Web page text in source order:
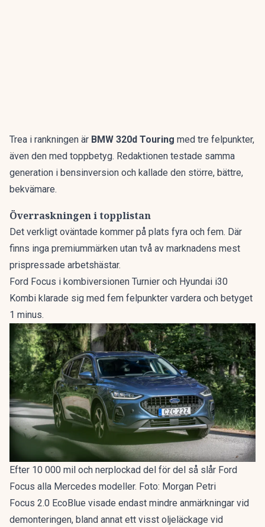
Trea i rankningen är BMW 320d Touring med tre felpunkter,
även den med toppbetyg. Redaktionen testade samma
generation i bensinversion och kallade den större, bättre,
bekvämare.
Överraskningen i topplistan
Det verkligt oväntade kommer på plats fyra och fem. Där
finns inga premiummärken utan två av marknadens mest
prispressade arbetshästar.
Ford Focus i kombiversionen Turnier och Hyundai i30
Kombi klarade sig med fem felpunkter vardera och betyget
1 minus.
Efter 10 000 mil och nerplockad del för del så slår Ford
Focus alla Mercedes modeller. Foto: Morgan Petri
Focus 2.0 EcoBlue visade endast mindre anmärkningar vid
demonteringen, bland annat ett visst oljeläckage vid